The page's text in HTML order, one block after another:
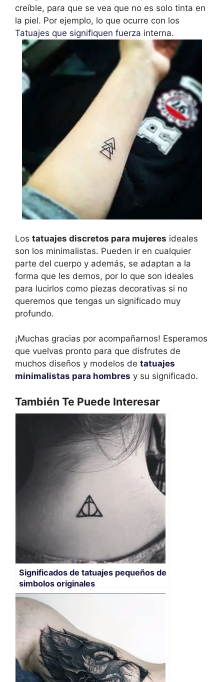
creíble, para que se vea que no es solo tinta en
la piel. Por ejemplo, lo que ocurre con los
Tatuajes que signifiquen fuerza interna.
Los tatuajes discretos para mujeres ideales
son los minimalistas. Pueden ir en cualquier
parte del cuerpo y además, se adaptan a la
forma que les demos, por lo que son ideales
para lucirlos como piezas decorativas si no
queremos que tengas un significado muy
profundo.
¡Muchas gracias por acompañarnos! Esperamos
que vuelvas pronto para que disfrutes de
muchos diseños y modelos de tatuajes
minimalistas para hombres y su significado.
También Te Puede Interesar
Significados de tatuajes pequeños de
simbolos originales